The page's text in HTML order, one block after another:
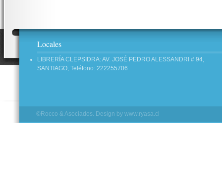
Locales
LIBRERÍA CLEPSIDRA: AV. JOSÉ PEDRO ALESSANDRI # 94,
SANTIAGO, Teléfono: 222255706
©Rocco & Asociados. Design by www.ryasa.cl